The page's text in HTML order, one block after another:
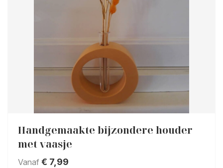
Handgemaakte bijzondere houder
met vaasje
Vanaf € 7,99